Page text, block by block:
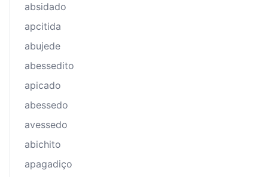
absidado
apcitida
abujede
abessedito
apicado
abessedo
avessedo
abichito
apagadiço